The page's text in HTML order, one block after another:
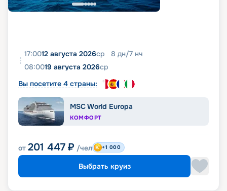
17:0012 августа 2026ср 8 дн/7 нч
08:0019 августа 2026ср
Вы посетите 4 страны:
MSC World Europa
КОМФОРТ
от 201 447 ₽ /чел +1 000
Выбрать круиз